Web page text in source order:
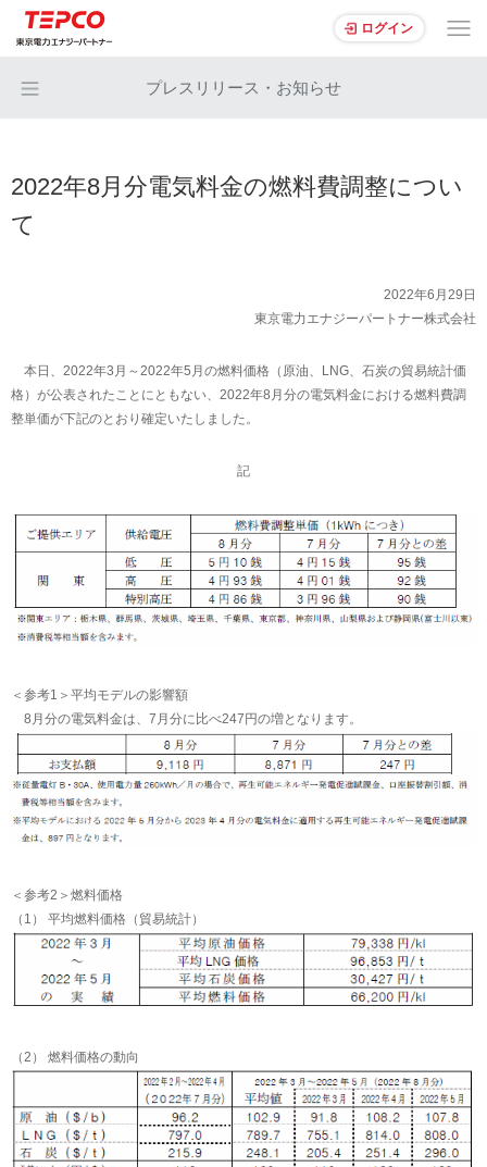
ログイン
プレスリリース・お知らせ
2022年8月分電気料金の燃料費調整につい
て
2022年6月29日
東京電力エナジーパートナー株式会社
本日、2022年3月～2022年5月の燃料価格（原油、LNG、石炭の貿易統計価
格）が公表されたことにともない、2022年8月分の電気料金における燃料費調
整単価が下記のとおり確定いたしました。
記
＜参考1＞平均モデルの影響額
8月分の電気料金は、7月分に比べ247円の増となります。
＜参考2＞燃料価格
（1） 平均燃料価格（貿易統計）
（2） 燃料価格の動向